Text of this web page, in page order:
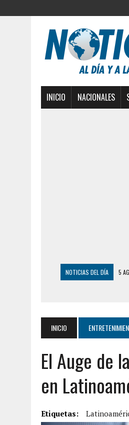
INICIO NACIONALES
NOTICIAS DEL DÍA 5
2 AGOSTO, 2026 |
2 AGOSTO, 2026
2 AGOSTO, 2026 |
6 AGOSTO, 2026
6 AGOSTO, 2026 |
INICIO
El Auge de
en
Etiquetas: